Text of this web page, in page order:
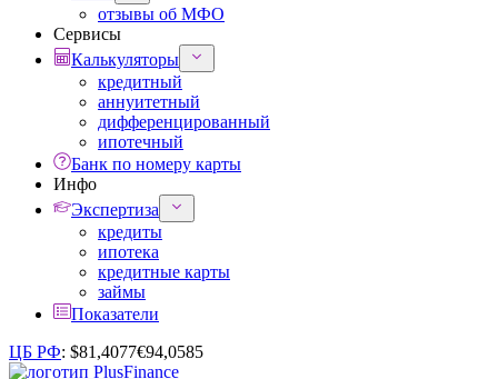
отзывы об МФО
Сервисы
Калькуляторы
кредитный
аннуитетный
дифференцированный
ипотечный
Банк по номеру карты
Инфо
Экспертиза
кредиты
ипотека
кредитные карты
займы
Показатели
ЦБ РФ: $81,4077€94,0585